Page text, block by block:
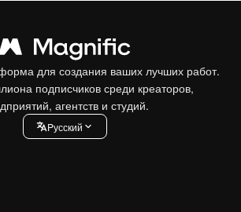
для создания ваших лучших работ.
подписчиков среди креаторов,
агентств и студий.
Pусский